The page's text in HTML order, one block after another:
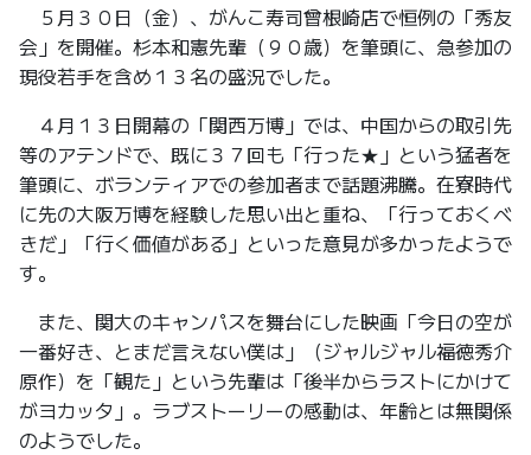
５月３０日（金）、がんこ寿司曾根崎店で恒例の「秀友
会」を開催。杉本和憲先輩（９０歳）を筆頭に、急参加の
現役若手を含め１３名の盛況でした。
４月１３日開幕の「関西万博」では、中国からの取引先
等のアテンドで、既に３７回も「行った★」という猛者を
筆頭に、ボランティアでの参加者まで話題沸騰。在寮時代
に先の大阪万博を経験した思い出と重ね、「行っておくべ
きだ」「行く価値がある」といった意見が多かったようで
す。
また、関大のキャンパスを舞台にした映画「今日の空が
一番好き、とまだ言えない僕は」（ジャルジャル福徳秀介
原作）を「観た」という先輩は「後半からラストにかけて
がヨカッタ」。ラブストーリーの感動は、年齢とは無関係
のようでした。